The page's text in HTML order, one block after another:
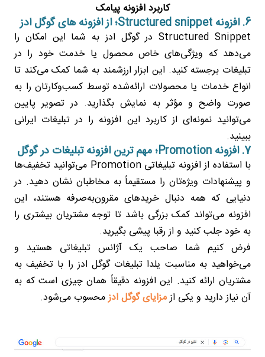
کاربرد افزونه پیامک
6. افزونه Structured snippet؛ از افزونه های گوگل ادز
Structured Snippet در گوگل ادز به شما این امکان را
می‌دهد که ویژگی‌های خاص محصول یا خدمت خود را در
تبلیغات برجسته کنید. این ابزار ارزشمند به شما کمک می‌کند تا
انواع خدمات یا محصولات ارائه‌شده توسط کسب‌وکارتان را به
صورت واضح و مؤثر به نمایش بگذارید. در تصویر پایین
می‌توانید نمونه‌ای از کاربرد این افزونه را در تبلیغات ایرانی
ببینید.
7. افزونه Promotion؛ مهم ترین افزونه تبلیغات در گوگل
با استفاده از افزونه تبلیغاتی Promotion می‌توانید تخفیف‌ها
و پیشنهادات ویژه‌تان را مستقیماً به مخاطبان نشان دهید. در
دنیایی که همه دنبال خریدهای مقرون‌به‌صرفه هستند، این
افزونه می‌تواند کمک بزرگی باشد تا توجه مشتریان بیشتری را
به خود جلب کنید و از رقبا پیشی بگیرید.
فرض کنیم شما صاحب یک آژانس تبلیغاتی هستید و
می‌خواهید به مناسبت یلدا تبلیغات گوگل ادز را با تخفیف به
مشتریان ارائه کنید. این افزونه دقیقاً همان چیزی است که به
آن نیاز دارید و یکی ازمزایای گوگل ادزمحسوب می‌شود.